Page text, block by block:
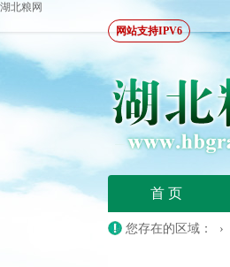
湖北粮网
网站支持IPV6
首 页
您存在的区域： ›